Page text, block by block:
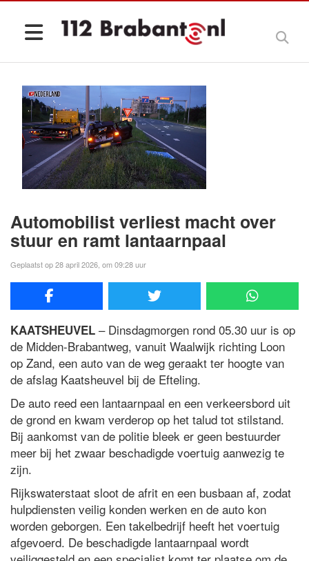
Automobilist verliest macht over
stuur en ramt lantaarnpaal
Geplaatst op 28 april 2026, om 09:28 uur
KAATSHEUVEL – Dinsdagmorgen rond 05.30 uur is op
de Midden-Brabantweg, vanuit Waalwijk richting Loon
op Zand, een auto van de weg geraakt ter hoogte van
de afslag Kaatsheuvel bij de Efteling.
De auto reed een lantaarnpaal en een verkeersbord uit
de grond en kwam verderop op het talud tot stilstand.
Bij aankomst van de politie bleek er geen bestuurder
meer bij het zwaar beschadigde voertuig aanwezig te
zijn.
Rijkswaterstaat sloot de afrit en een busbaan af, zodat
hulpdiensten veilig konden werken en de auto kon
worden geborgen. Een takelbedrijf heeft het voertuig
afgevoerd. De beschadigde lantaarnpaal wordt